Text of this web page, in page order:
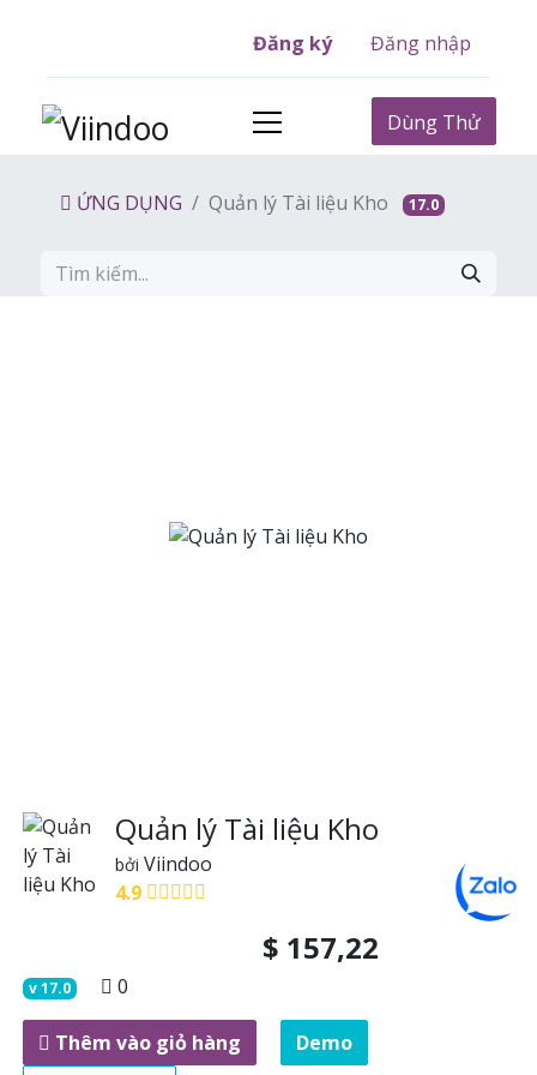
Đăng ký Đăng nhập
Dùng Thử
ỨNG DỤNG Quản lý Tài liệu Kho 17.0
Quản lý Tài liệu Kho
bởi Viindoo
4.9
$ 157,22
v17.0 0
Thêm vào giỏ hàng
Demo